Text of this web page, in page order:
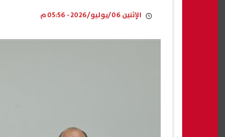
الإثنين 06/يوليو/2026 - 05:56 م